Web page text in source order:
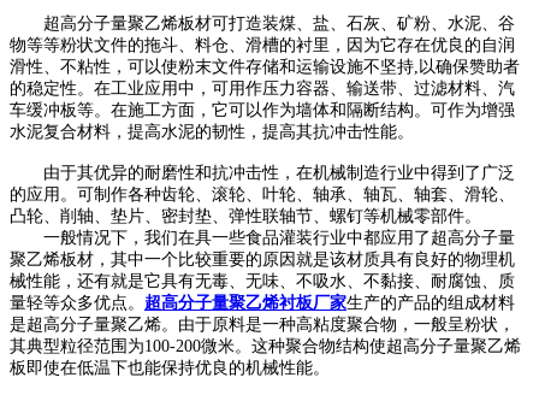
超高分子量聚乙烯板材可打造装煤、盐、石灰、矿粉、水泥、谷
物等等粉状文件的拖斗、料仓、滑槽的衬里，因为它存在优良的自润
滑性、不粘性，可以使粉末文件存储和运输设施不坚持,以确保赞助者
的稳定性。在工业应用中，可用作压力容器、输送带、过滤材料、汽
车缓冲板等。在施工方面，它可以作为墙体和隔断结构。可作为增强
水泥复合材料，提高水泥的韧性，提高其抗冲击性能。
由于其优异的耐磨性和抗冲击性，在机械制造行业中得到了广泛
的应用。可制作各种齿轮、滚轮、叶轮、轴承、轴瓦、轴套、滑轮、
凸轮、削轴、垫片、密封垫、弹性联轴节、螺钉等机械零部件。
一般情况下，我们在具一些食品灌装行业中都应用了超高分子量
聚乙烯板材，其中一个比较重要的原因就是该材质具有良好的物理机
械性能，还有就是它具有无毒、无味、不吸水、不黏接、耐腐蚀、质
量轻等众多优点。 超高分子量聚乙烯衬板厂家生产的产品的组成材料
是超高分子量聚乙烯。由于原料是一种高粘度聚合物，一般呈粉状，
其典型粒径范围为100-200微米。这种聚合物结构使超高分子量聚乙烯
板即使在低温下也能保持优良的机械性能。